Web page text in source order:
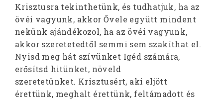
Krisztusra tekinthetünk, és tudhatjuk, ha az
övéi vagyunk, akkor Ővele együtt mindent
nekünk ajándékozol, ha az övéi vagyunk,
akkor szeretetedtől semmi sem szakíthat el.
Nyisd meg hát szívünket Igéd számára,
erősítsd hitünket, növeld
szeretetünket. Krisztusért, aki eljött
érettünk, meghalt érettünk, feltámadott és